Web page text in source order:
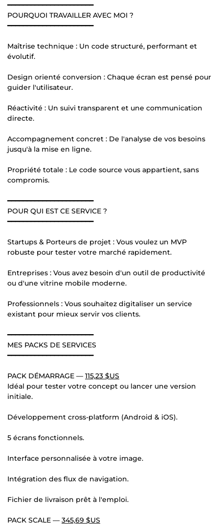
━━━━━━━━━━━━━━━━━━━━━━
POURQUOI TRAVAILLER AVEC MOI ?
━━━━━━━━━━━━━━━━━━━━━━
Maîtrise technique : Un code structuré, performant et
évolutif.
Design orienté conversion : Chaque écran est pensé pour
guider l'utilisateur.
Réactivité : Un suivi transparent et une communication
directe.
Accompagnement concret : De l'analyse de vos besoins
jusqu'à la mise en ligne.
Propriété totale : Le code source vous appartient, sans
compromis.
━━━━━━━━━━━━━━━━━━━━━━
POUR QUI EST CE SERVICE ?
━━━━━━━━━━━━━━━━━━━━━━
Startups & Porteurs de projet : Vous voulez un MVP
robuste pour tester votre marché rapidement.
Entreprises : Vous avez besoin d'un outil de productivité
ou d'une vitrine mobile moderne.
Professionnels : Vous souhaitez digitaliser un service
existant pour mieux servir vos clients.
━━━━━━━━━━━━━━━━━━━━━━
MES PACKS DE SERVICES
━━━━━━━━━━━━━━━━━━━━━━
PACK DÉMARRAGE — 115,23 $US
Idéal pour tester votre concept ou lancer une version
initiale.
Développement cross-platform (Android & iOS).
5 écrans fonctionnels.
Interface personnalisée à votre image.
Intégration des flux de navigation.
Fichier de livraison prêt à l'emploi.
PACK SCALE — 345,69 $US